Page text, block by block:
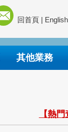
回首頁 | English
其他業務
【熱